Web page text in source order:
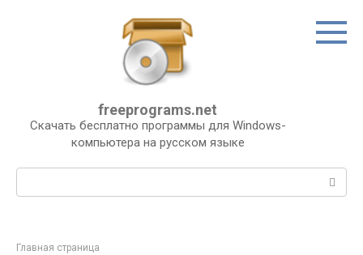
freeprograms.net
Скачать бесплатно программы для Windows-
компьютера на русском языке
Главная страница